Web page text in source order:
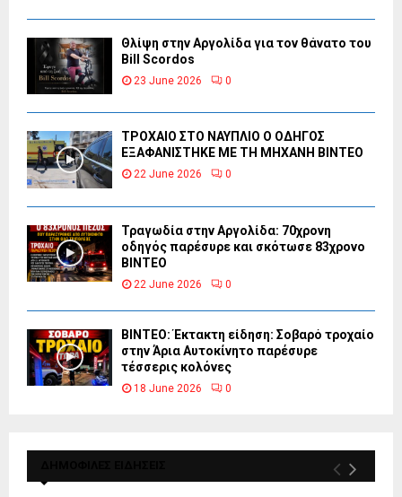
Θλίψη στην Αργολίδα για τον θάνατο του
Bill Scordos
23 June 2026 0
ΤΡΟΧΑΙΟ ΣΤΟ ΝΑΥΠΛΙΟ Ο ΟΔΗΓΟΣ
ΕΞΑΦΑΝΙΣΤΗΚΕ ΜΕ ΤΗ ΜΗΧΑΝΗ ΒΙΝΤΕΟ
22 June 2026 0
Τραγωδία στην Αργολίδα: 70χρονη
οδηγός παρέσυρε και σκότωσε 83χρονο
ΒΙΝΤΕΟ
22 June 2026 0
ΒΙΝΤΕΟ: Έκτακτη είδηση: Σοβαρό τροχαίο
στην Άρια Αυτοκίνητο παρέσυρε
τέσσερις κολόνες
18 June 2026 0